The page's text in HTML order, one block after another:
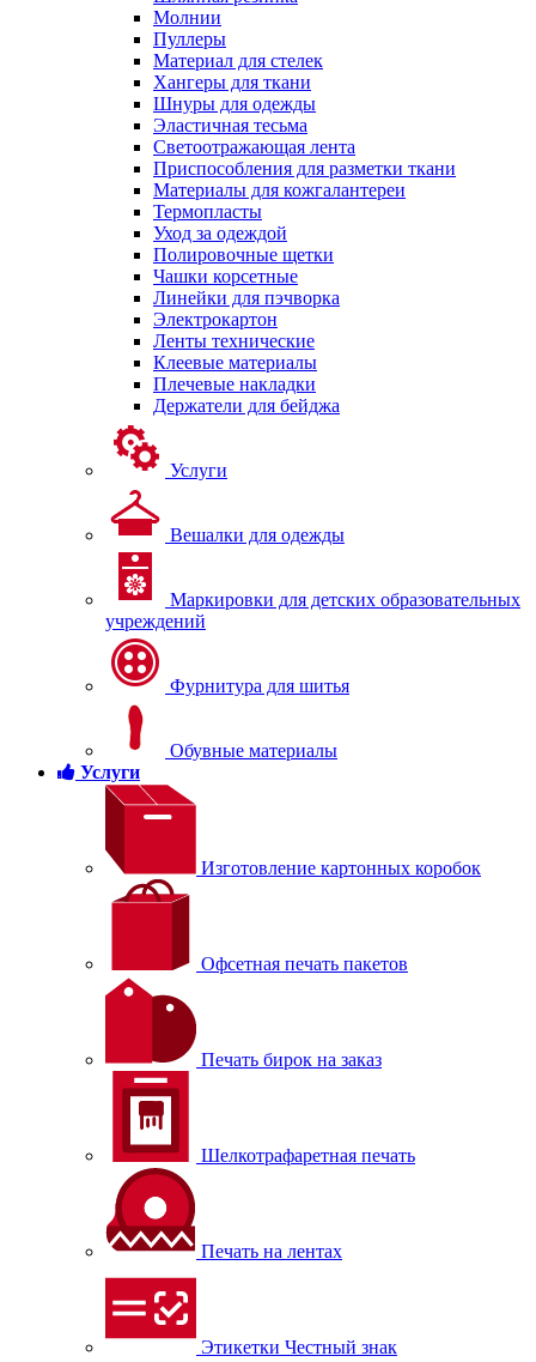
Молнии
Пуллеры
Материал для стелек
Хангеры для ткани
Шнуры для одежды
Эластичная тесьма
Светоотражающая лента
Приспособления для разметки ткани
Материалы для кожгалантереи
Термопласты
Уход за одеждой
Полировочные щетки
Чашки корсетные
Линейки для пэчворка
Электрокартон
Ленты технические
Клеевые материалы
Плечевые накладки
Держатели для бейджа
Услуги
Вешалки для одежды
Маркировки для детских образовательных
учреждений
Фурнитура для шитья
Обувные материалы
Услуги
Изготовление картонных коробок
Офсетная печать пакетов
Печать бирок на заказ
Шелкотрафаретная печать
Печать на лентах
Этикетки Честный знак